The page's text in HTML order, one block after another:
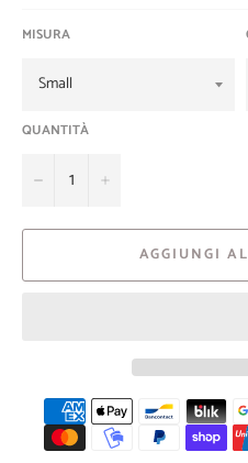
MISURA
QUANTITÀ
− +
AGGIUNGI
Metodi
di
pagamento